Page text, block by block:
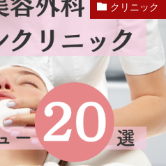
クリニック